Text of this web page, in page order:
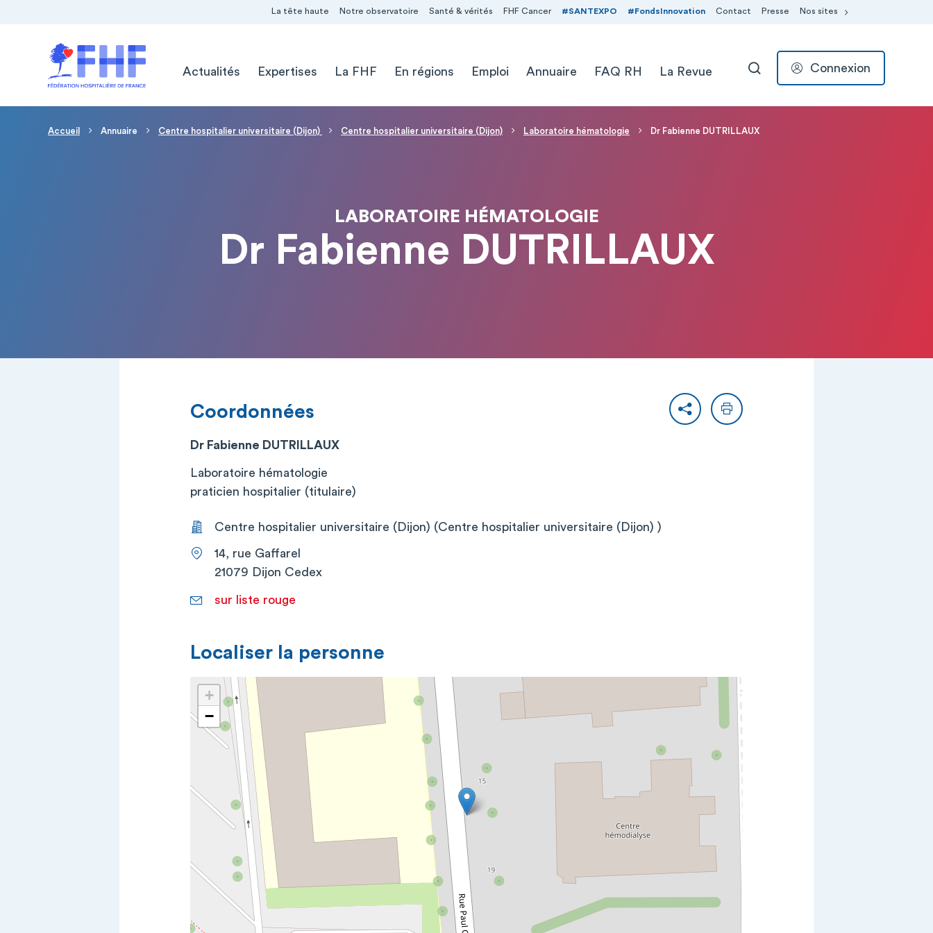
La tête haute Notre observatoire Santé & vérités FHF Cancer #SANTEXPO #FondsInnovation Contact Presse Nos sites
Actualités
Expertises La FHF En régions Emploi Annuaire FAQ RH La Revue RECHERCHER
Connexion
Fil d'Ariane
Accueil Annuaire Centre hospitalier universitaire (Dijon) Centre hospitalier universitaire (Dijon) Laboratoire hématologie Dr Fabienne DUTRILLAUX
LABORATOIRE HÉMATOLOGIE
Dr Fabienne DUTRILLAUX
PartagerImprimer
Coordonnées
Dr Fabienne DUTRILLAUX
Laboratoire hématologie
praticien hospitalier (titulaire)
Centre hospitalier universitaire (Dijon) (Centre hospitalier universitaire (Dijon) )
14, rue Gaffarel
21079 Dijon Cedex
sur liste rouge
Localiser la personne
+
−